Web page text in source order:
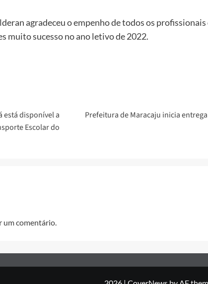
agradeceu o empenho de todos os
muito sucesso no ano letivo de 2022.
está disponível a
Escolar do
Prefeitura de Maracaju inicia
um comentário.